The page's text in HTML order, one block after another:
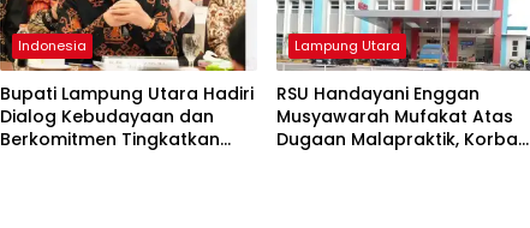
Indonesia
Bupati Lampung Utara Hadiri
Dialog Kebudayaan dan
Berkomitmen Tingkatkan
Lampung Utara
RSU Handayani Enggan
Musyawarah Mufakat Atas
Dugaan Malapraktik, Korban